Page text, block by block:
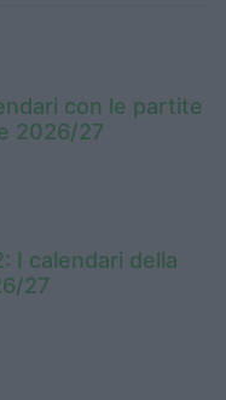
con le partite
2026/27
I calendari della
27